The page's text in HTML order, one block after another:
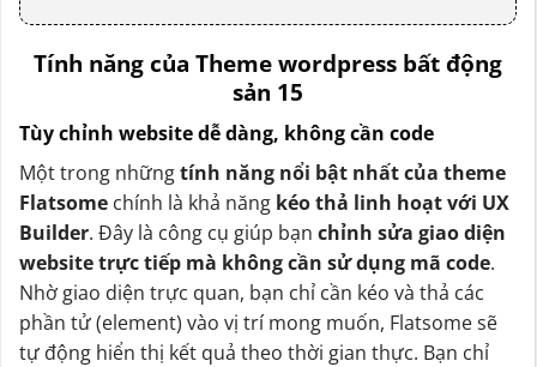
Tính năng của Theme wordpress bất động
sản 15
Tùy chỉnh website dễ dàng, không cần code
Một trong nhữngtính năng nổi bật nhất của theme
Flatsome chính là khả năng kéo thả linh hoạt với UX
Builder. Đây là công cụ giúp bạn chỉnh sửa giao diện
website trực tiếp mà không cần sử dụng mã code.
Nhờ giao diện trực quan, bạn chỉ cần kéo và thả các
phần tử (element) vào vị trí mong muốn, Flatsome sẽ
tự động hiển thị kết quả theo thời gian thực. Bạn chỉ